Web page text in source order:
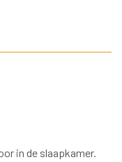
in de slaapkamer.